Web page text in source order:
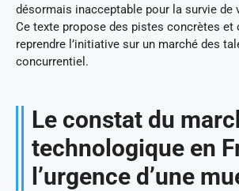
désormais inacceptable pour la survie de
Ce texte propose des pistes concrètes et
reprendre l’initiative sur un marché des
concurrentiel.
Le constat du
technologique en
l’urgence d’une